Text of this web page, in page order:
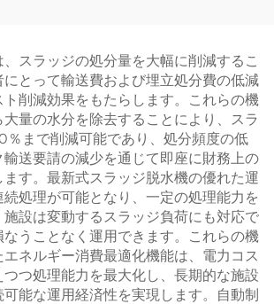
スラッジの処分量を大幅に削減するこ
にとって輸送費および埋立処分費の低減
ト削減効果をもたらします。これらの機
量の水分を除去することにより、スラ
％まで削減可能であり、処分頻度の低
送要請の減少を通じて即座に財務上の
ます。最新式スラッジ脱水機の優れた運
処理が可能となり、一定の処理能力を
設は変動するスラッジ負荷にも対応で
なうことなく運用できます。これらの機
ネルギー消費最適化機能は、電力コス
つつ処理能力を最大化し、長期的な施設
能な運用経済性を実現します。自動制